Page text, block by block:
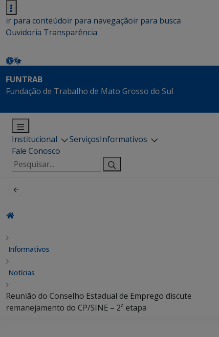
ir para conteúdoir para navegaçãoir para busca
Ouvidoria Transparência
FUNTRAB
Fundação de Trabalho de Mato Grosso do Sul
Institucional ServiçosInformativos
Fale Conosco
Pesquisar
por:
Informativos
Notícias
Reunião do Conselho Estadual de Emprego discute
remanejamento do CP/SINE – 2ª etapa